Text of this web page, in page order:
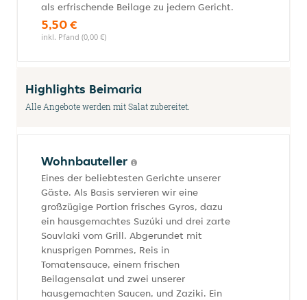
als erfrischende Beilage zu jedem Gericht.
5,50 €
inkl. Pfand (0,00 €)
Highlights Beimaria
Alle Angebote werden mit Salat zubereitet.
Wohnbauteller
Eines der beliebtesten Gerichte unserer
Gäste. Als Basis servieren wir eine
großzügige Portion frisches Gyros, dazu
ein hausgemachtes Suzúki und drei zarte
Souvlaki vom Grill. Abgerundet mit
knusprigen Pommes, Reis in
Tomatensauce, einem frischen
Beilagensalat und zwei unserer
hausgemachten Saucen, und Zaziki. Ein